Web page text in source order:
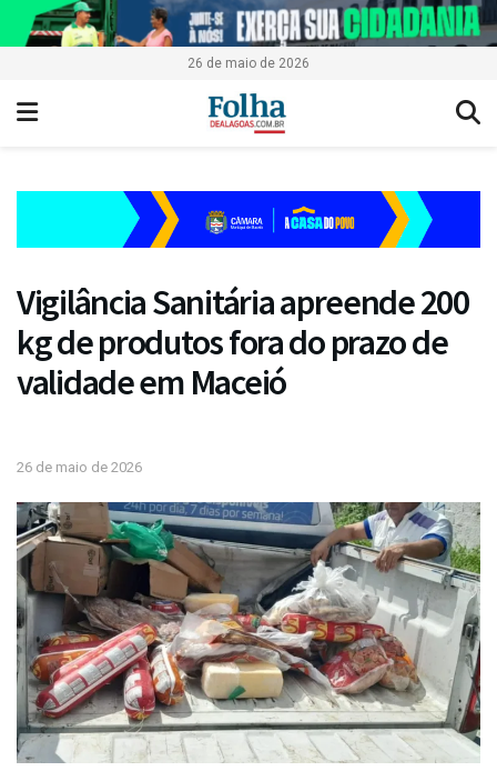
26 de maio de 2026
Vigilância Sanitária apreende 200
kg de produtos fora do prazo de
validade em Maceió
26 de maio de 2026